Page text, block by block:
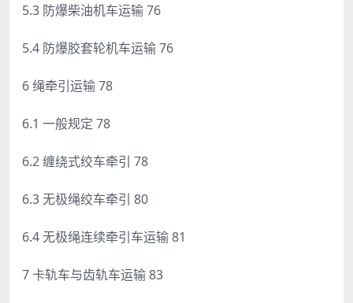
5.3 防爆柴油机车运输 76
5.4 防爆胶套轮机车运输 76
6 绳牵引运输 78
6.1 一般规定 78
6.2 缠绕式绞车牵引 78
6.3 无极绳绞车牵引 80
6.4 无极绳连续牵引车运输 81
7 卡轨车与齿轨车运输 83